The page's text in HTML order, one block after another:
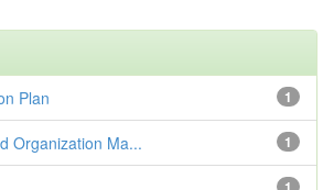
1
Plan
1
Organization Ma...